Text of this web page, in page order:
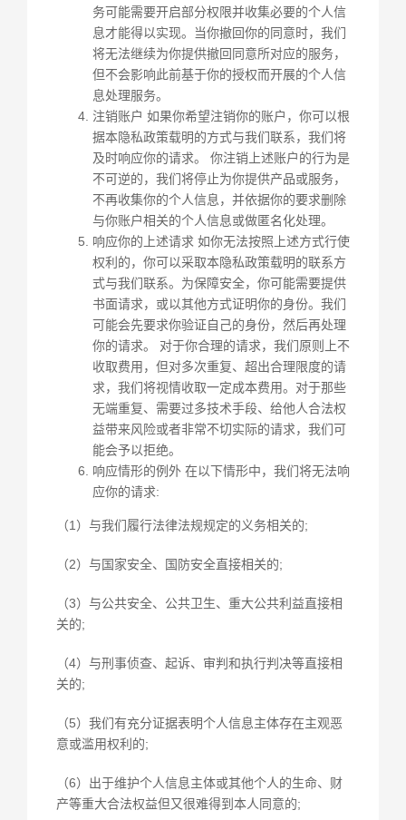
务可能需要开启部分权限并收集必要的个人信
息才能得以实现。当你撤回你的同意时，我们
将无法继续为你提供撤回同意所对应的服务，
但不会影响此前基于你的授权而开展的个人信
息处理服务。
注销账户 如果你希望注销你的账户，你可以根
据本隐私政策载明的方式与我们联系，我们将
及时响应你的请求。 你注销上述账户的行为是
不可逆的，我们将停止为你提供产品或服务，
不再收集你的个人信息，并依据你的要求删除
与你账户相关的个人信息或做匿名化处理。
响应你的上述请求 如你无法按照上述方式行使
权利的，你可以采取本隐私政策载明的联系方
式与我们联系。为保障安全，你可能需要提供
书面请求，或以其他方式证明你的身份。我们
可能会先要求你验证自己的身份，然后再处理
你的请求。 对于你合理的请求，我们原则上不
收取费用，但对多次重复、超出合理限度的请
求，我们将视情收取一定成本费用。对于那些
无端重复、需要过多技术手段、给他人合法权
益带来风险或者非常不切实际的请求，我们可
能会予以拒绝。
响应情形的例外 在以下情形中，我们将无法响
应你的请求:
（1）与我们履行法律法规规定的义务相关的;
（2）与国家安全、国防安全直接相关的;
（3）与公共安全、公共卫生、重大公共利益直接相
关的;
（4）与刑事侦查、起诉、审判和执行判决等直接相
关的;
（5）我们有充分证据表明个人信息主体存在主观恶
意或滥用权利的;
（6）出于维护个人信息主体或其他个人的生命、财
产等重大合法权益但又很难得到本人同意的;